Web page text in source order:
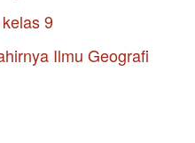
9
Ilmu Geografi